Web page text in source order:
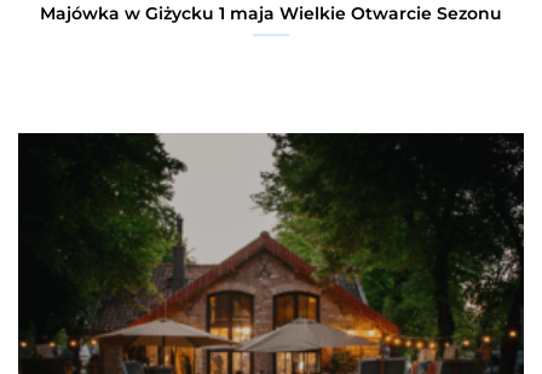
Majówka w Giżycku 1 maja Wielkie Otwarcie Sezonu